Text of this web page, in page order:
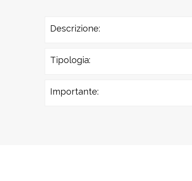
Descrizione:
Tipologia:
Importante: